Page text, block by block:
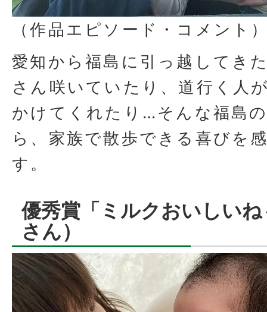
（作品エピソード・コメント
愛知から福島に引っ越してき
さん咲いていたり、道行く人
かけてくれたり…そんな福島
ら、家族で散歩できる喜びを
す。
優秀賞「ミルクおいしい
さん）